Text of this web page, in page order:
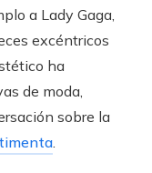
a Lady Gaga,
excéntricos
ha
de moda,
sobre la
.